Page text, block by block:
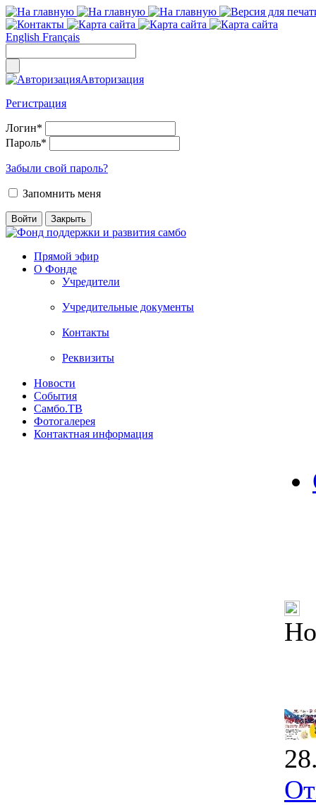
English Français
Авторизация
Регистрация
Логин*
Пароль*
Забыли свой пароль?
Запомнить меня
Прямой эфир
О Фонде
Учредители
Учредительные документы
Контакты
Реквизиты
Новости
События
Самбо.ТВ
Фотогалерея
Контактная информация